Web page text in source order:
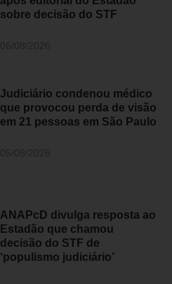
sobre decisão do STF
Judiciário condenou médico
que provocou perda de visão
em 21 pessoas em São Paulo
ANAPcD divulga resposta ao
Estadão que chamou
decisão do STF de
‘populismo judiciário’